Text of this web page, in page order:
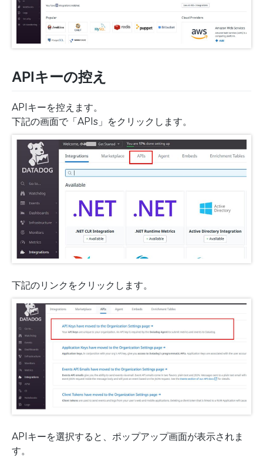
APIキーの控え
APIキーを控えます。
下記の画面で「APIs」をクリックします。
下記のリンクをクリックします。
APIキーを選択すると、ポップアップ画面が表示されま
す。